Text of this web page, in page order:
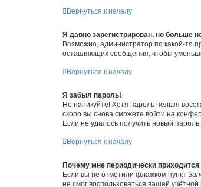
Вернуться к началу
Я давно зарегистрирован, но больше
Возможно, администратор по какой-то
оставляющих сообщения, чтобы
Вернуться к началу
Я забыл пароль!
Не паникуйте! Хотя пароль нельзя
скоро вы снова сможете войти на
Если не удалось получить новый
Вернуться к началу
Почему мне периодически
Если вы не отметили флажком пункт
не смог воспользоваться вашей